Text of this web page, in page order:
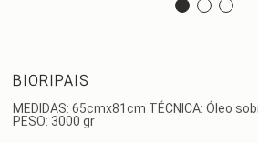
BIORIPAIS
MEDIDAS: 65cmx81cm TÉCNICA: Óleo
PESO: 3000 gr